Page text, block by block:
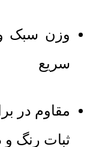
وزن سبک
سریع
مقاوم در
ثبات رنگ و